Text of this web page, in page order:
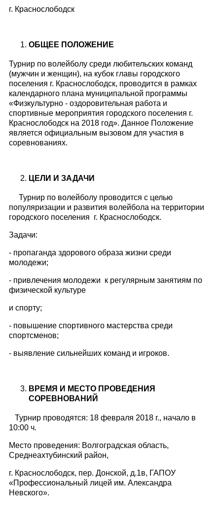
г. Краснослободск
ОБЩЕЕ ПОЛОЖЕНИЕ
Турнир по волейболу среди любительских команд
(мужчин и женщин), на кубок главы городского
поселения г. Краснослободск, проводится в рамках
календарного плана муниципальной программы
«Физкультурно - оздоровительная работа и
спортивные мероприятия городского поселения г.
Краснослободск на 2018 год». Данное Положение
является официальным вызовом для участия в
соревнованиях.
ЦЕЛИ И ЗАДАЧИ
Турнир по волейболу проводится с целью
популяризации и развития волейбола на территории
городского поселения г. Краснослободск.
Задачи:
- пропаганда здорового образа жизни среди
молодежи;
- привлечения молодежи к регулярным занятиям по
физической культуре
и спорту;
- повышение спортивного мастерства среди
спортсменов;
- выявление сильнейших команд и игроков.
ВРЕМЯ И МЕСТО ПРОВЕДЕНИЯ
СОРЕВНОВАНИЙ
Турнир проводятся: 18 февраля 2018 г., начало в
10:00 ч.
Место проведения: Волгоградская область,
Среднеахтубинский район,
г. Краснослободск, пер. Донской, д.1в, ГАПОУ
«Профессиональный лицей им. Александра
Невского».